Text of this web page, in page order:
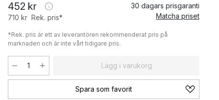
452 kr
710 kr Rek. pris*
30 dagars prisgaranti
Matcha priset
*Rek. pris är ett av leverantören rekommenderat pris på
marknaden och är inte vårt tidigare pris.
Lägg i varukorg
Spara som favorit